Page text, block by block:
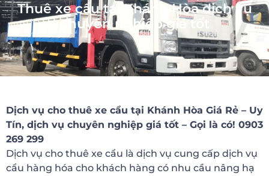
Thuê xe cẩu tại Khánh Hòa dịch vụ
chuyên nghiệp giá tốt
Dịch vụ cho thuê xe cẩu tại Khánh Hòa Giá Rẻ – Uy
Tín, dịch vụ chuyên nghiệp giá tốt – Gọi là có! 0903
269 299
Dịch vụ cho thuê xe cẩu là dịch vụ cung cấp dịch vụ
cẩu hàng hóa cho khách hàng có nhu cầu nâng hạ